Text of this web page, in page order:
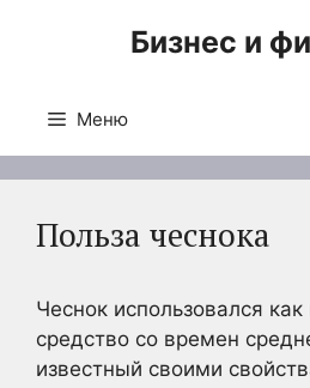
Бизнес и
Меню
Польза чеснока
Чеснок использовался как
средство со времен
известный своими